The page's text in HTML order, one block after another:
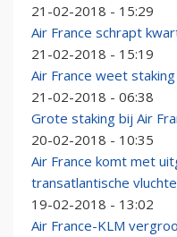
21-02-2018 - 15:29
Air France schrapt
21-02-2018 - 15:19
Air France weet
21-02-2018 - 06:38
Grote staking bij Air
20-02-2018 - 10:35
Air France komt met
transatlantische
19-02-2018 - 13:02
Air France-KLM